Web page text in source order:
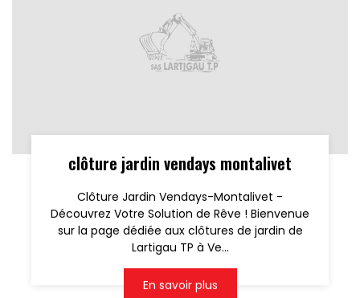
clôture jardin vendays montalivet
Clôture Jardin Vendays-Montalivet -
Découvrez Votre Solution de Rêve ! Bienvenue
sur la page dédiée aux clôtures de jardin de
Lartigau TP à Ve...
En savoir plus